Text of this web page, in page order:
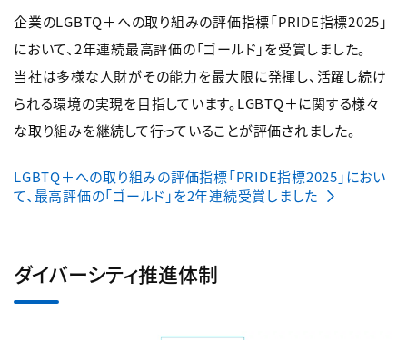
企業のLGBTQ＋への取り組みの評価指標「PRIDE指標2025」
において、2年連続最高評価の「ゴールド」を受賞しました。
当社は多様な人財がその能力を最大限に発揮し、活躍し続け
られる環境の実現を目指しています。LGBTQ＋に関する様々
な取り組みを継続して行っていることが評価されました。
LGBTQ＋への取り組みの評価指標「PRIDE指標2025」におい
て、最高評価の「ゴールド」を2年連続受賞しました
ダイバーシティ推進体制